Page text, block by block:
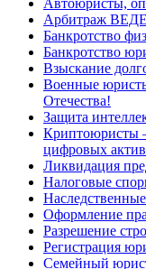
Автоюристы,
Арбитраж
Банкротство
Банкротство
Взыскание
Военные
Отечества!
Защита
Криптоюристы
цифровых
Ликвидация
Налоговые
Оформление
Разрешение
Регистрация
Семейный